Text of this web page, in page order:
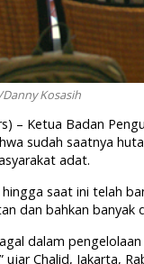
Kosasih
– Ketua Badan
sudah saatnya
adat.
saat ini telah
dan bahkan banyak
dalam
ujar Chalid, Jakarta,